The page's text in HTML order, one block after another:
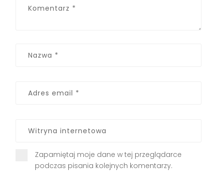
Zapamiętaj moje dane w tej przeglądarce
podczas pisania kolejnych komentarzy.